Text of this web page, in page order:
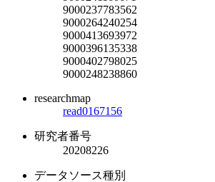
9000237783562
9000264240254
9000413693972
9000396135338
9000402798025
9000248238860
researchmap
read0167156
研究者番号
20208226
データソース種別